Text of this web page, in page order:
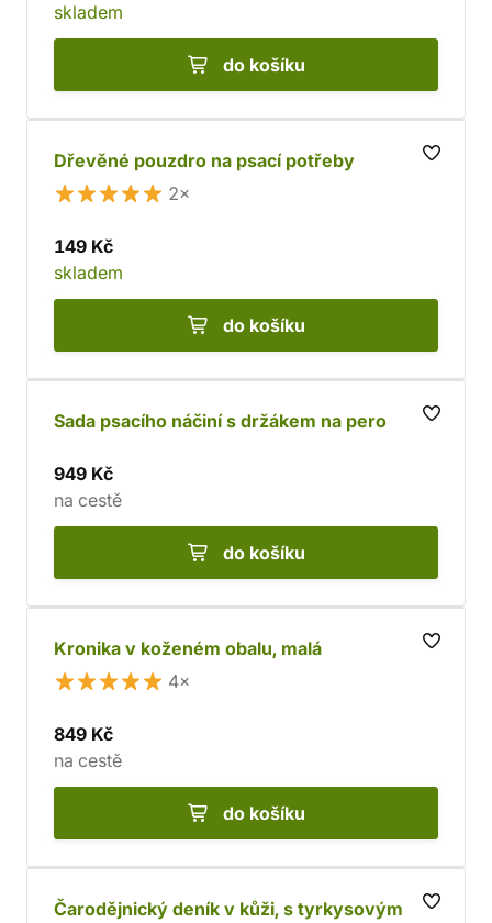
skladem
do košíku
Dřevěné pouzdro na psací potřeby
2×
149 Kč
skladem
do košíku
Sada psacího náčiní s držákem na pero
949 Kč
na cestě
do košíku
Kronika v koženém obalu, malá
4×
849 Kč
na cestě
do košíku
Čarodějnický deník v kůži, s tyrkysovým